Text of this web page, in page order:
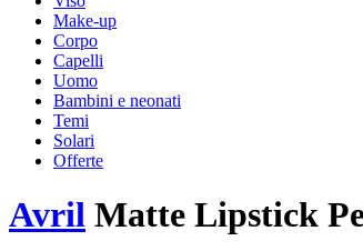
Make-up
Corpo
Capelli
Uomo
Bambini e neonati
Temi
Solari
Offerte
Avril Matte Lipstick